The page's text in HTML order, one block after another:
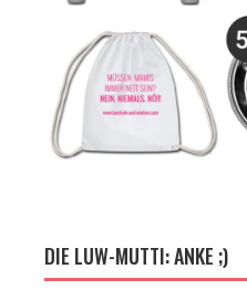
DIE LUW-MUTTI: ANKE ;)